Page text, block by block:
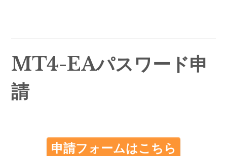
MT4-EAパスワード申
請
申請フォームはこちら